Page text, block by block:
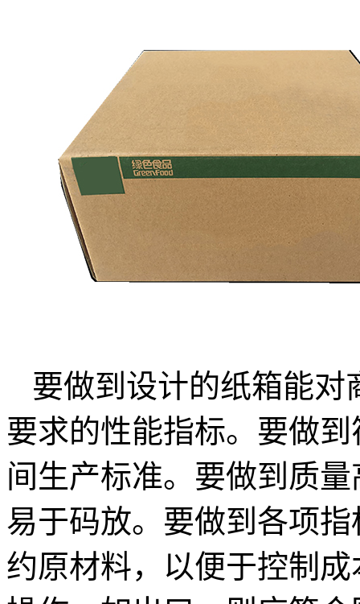
要做到设计的纸箱能
要求的性能指标。要做
间生产标准。要做到质
易于码放。要做到各项
约原材料，以便于控制